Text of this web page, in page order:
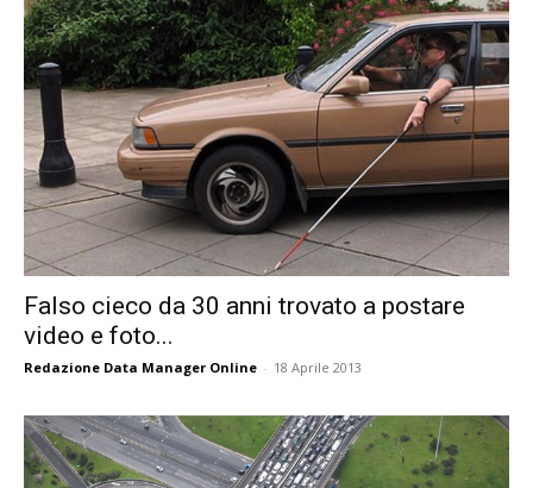
Falso cieco da 30 anni trovato a postare
video e foto...
Redazione Data Manager Online - 18 Aprile 2013